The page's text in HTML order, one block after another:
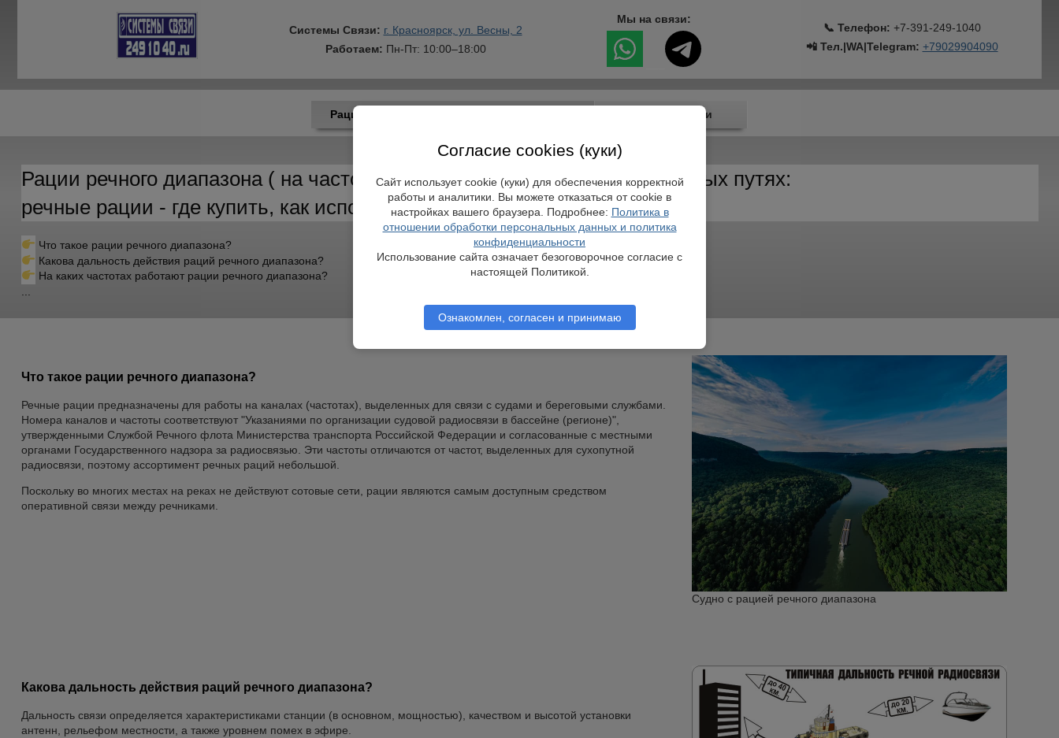
Системы Связи: г. Красноярск, ул. Весны, 2
Работаем: Пн-Пт: 10:00–18:00
Мы на связи:
📞 Телефон: +7-391-249-1040
📲 Тел.|WA|Telegram: +79029904090
Рации речного диапазона (300 - 337 МГц) В Системы Связи
Рации речного диапазона ( на частоты 300 - 337 МГц) для связи на речных путях:
речные рации - где купить, как использовать
Что такое рации речного диапазона?
Какова дальность действия раций речного диапазона?
На каких частотах работают рации речного диапазона?
Что такое рации речного диапазона?
Речные рации предназначены для работы на каналах (частотах), выделенных для связи с судами и береговыми службами.
Номера каналов и частоты соответствуют "Указаниями по организации судовой радиосвязи в бассейне (регионе)",
утвержденными Службой Речного флота Министерства транспорта Российской Федерации и согласованные с местными
органами Государственного надзора за радиосвязью. Эти частоты отличаются от частот, выделенных для сухопутной
радиосвязи, поэтому ассортимент речных раций небольшой.
Поскольку во многих местах на реках не действуют сотовые сети, рации являются самым доступным средством
оперативной связи между речниками.
Судно с рацией речного диапазона
Какова дальность действия раций речного диапазона?
Дальность связи определяется характеристиками станции (в основном, мощностью), качеством и высотой установки
антенн, рельефом местности, а также уровнем помех в эфире.
Согласие cookies (куки)
Сайт использует cookie (куки) для обеспечения корректной
работы и аналитики. Вы можете отказаться от cookie в
настройках вашего браузера. Подробнее: Политика в
отношении обработки персональных данных и политика
конфиденциальности
Использование сайта означает безоговорочное согласие с
настоящей Политикой.
Ознакомлен, согласен и принимаю